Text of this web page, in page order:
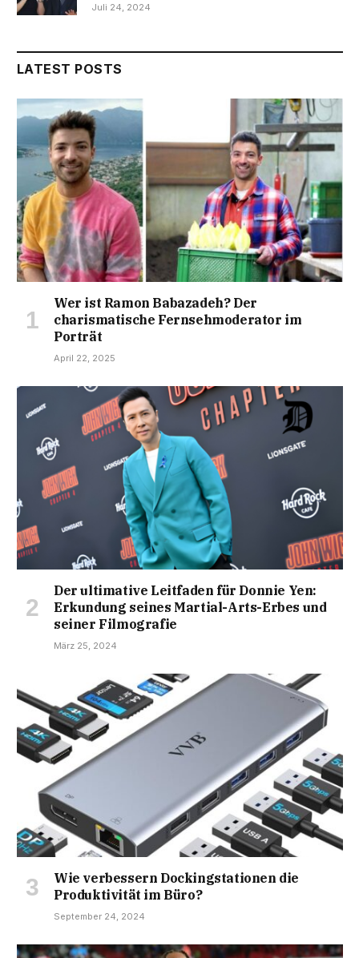
Juli 24, 2024
LATEST POSTS
Wer ist Ramon Babazadeh? Der
charismatische Fernsehmoderator im
Porträt
April 22, 2025
Der ultimative Leitfaden für Donnie Yen:
Erkundung seines Martial-Arts-Erbes und
seiner Filmografie
März 25, 2024
Wie verbessern Dockingstationen die
Produktivität im Büro?
September 24, 2024